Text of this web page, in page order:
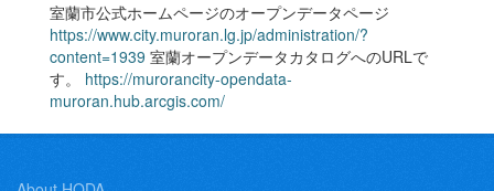
室蘭市公式ホームページのオープンデータページ
https://www.city.muroran.lg.jp/administration/?
content=1939 室蘭オープンデータカタログへのURLで
す。 https://murorancity-opendata-
muroran.hub.arcgis.com/